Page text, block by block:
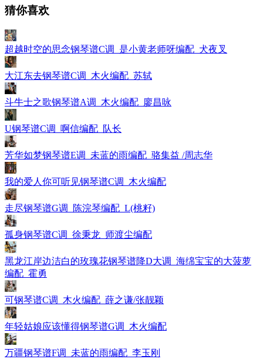
猜你喜欢
超越时空的思念钢琴谱C调_是小黄老师呀编配_犬夜叉
大江东去钢琴谱C调_木火编配_苏轼
斗牛士之歌钢琴谱A调_木火编配_廖昌咏
U钢琴谱C调_啊信编配_队长
芳华如梦钢琴谱E调_未蓝的雨编配_骆集益 /周志华
我的爱人你可听见钢琴谱C调_木火编配
走尽钢琴谱G调_陈浣琴编配_L(桃籽)
孤身钢琴谱C调_徐秉龙_师渡尘编配
黑龙江岸边洁白的玫瑰花钢琴谱降D大调_海绵宝宝的大菠萝
编配_霍勇
可钢琴谱C调_木火编配_薛之谦/张靓颖
年轻姑娘应该懂得钢琴谱G调_木火编配
万疆钢琴谱F调_未蓝的雨编配_李玉刚